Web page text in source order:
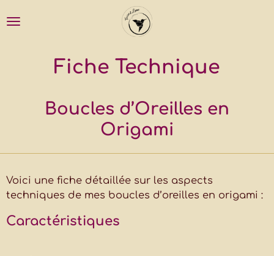
au
Fiche Technique
Boucles d’Oreilles en
Origami
Voici une fiche détaillée sur les aspects
techniques de mes boucles d’oreilles en origami :
Caractéristiques